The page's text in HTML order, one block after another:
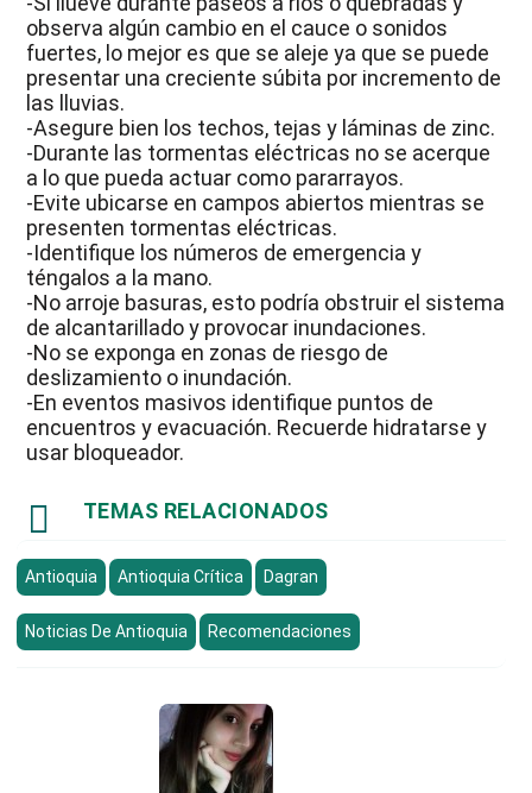
observa algún cambio en el cauce o sonidos
fuertes, lo mejor es que se aleje ya que se puede
presentar una creciente súbita por incremento de
las lluvias.
-Asegure bien los techos, tejas y láminas de zinc.
-Durante las tormentas eléctricas no se acerque
a lo que pueda actuar como pararrayos.
-Evite ubicarse en campos abiertos mientras se
presenten tormentas eléctricas.
-Identifique los números de emergencia y
téngalos a la mano.
-No arroje basuras, esto podría obstruir el sistema
de alcantarillado y provocar inundaciones.
-No se exponga en zonas de riesgo de
deslizamiento o inundación.
-En eventos masivos identifique puntos de
encuentros y evacuación. Recuerde hidratarse y
usar bloqueador.
 TEMAS RELACIONADOS
Antioquia Antioquia Crítica Dagran
Noticias De Antioquia Recomendaciones